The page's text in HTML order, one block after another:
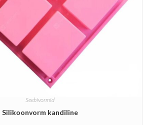
Seebivormid
Silikoonvorm kandiline